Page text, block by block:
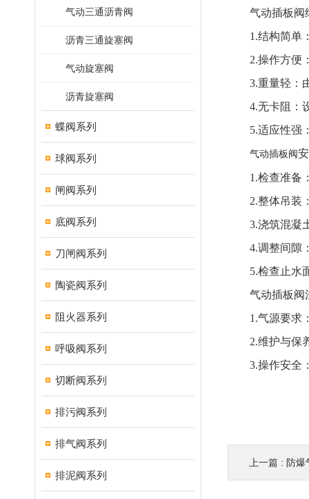
气动三通沥青阀
沥青三通旋塞阀
气动旋塞阀
沥青旋塞阀
蝶阀系列
球阀系列
闸阀系列
底阀系列
刀闸阀系列
陶瓷阀系列
阻火器系列
呼吸阀系列
切断阀系列
排污阀系列
排气阀系列
排泥阀系列
气动插板阀
1.结构简单：
2.操作方便：
3.重量轻：由
4.无卡阻：设
5.适应性强：
气动插板阀
1.检查准备：
2.整体吊装：
3.浇筑混凝土
4.调整间隙：
5.检查止水面
气动插板阀
1.气源要求：
2.维护与保养
3.操作安全：
上一篇 : 防爆